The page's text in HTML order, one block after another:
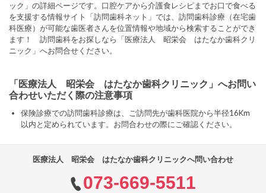
ック」の詳細ページです。口腔ケアから介護食レシピまでお口で食べる
を支援する情報サイト「訪問歯科ネット」では、訪問歯科診療（在宅歯
科医療）が可能な歯医者さんを位置情報や地域から検索することができ
ます！ 訪問歯科をお探しなら「医療法人 昭栄会 はたなか歯科クリ
ニック」へお問合せください。
「医療法人 昭栄会 はたなか歯科クリニック」へお問い
合わせいただく際の注意事項
保険診療での訪問歯科診療は、ご訪問先が歯科医院から半径16Km
以内と定められています。お問合わせの際にご確認ください。
医療法人 昭栄会 はたなか歯科クリニックへ問い合わせ
073-669-5511